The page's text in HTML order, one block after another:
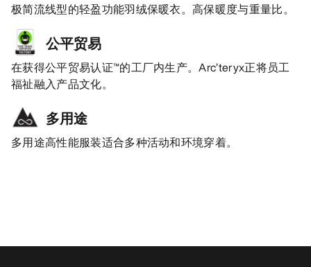
极简流线型的轻盈功能羽绒保暖衣。高保暖度与重量比。
公平贸易
在获得公平贸易认证™的工厂内生产。Arc’teryx正将员工
福祉融入产品文化。
多用途
多用途高性能服装适合多种活动和环境穿着。